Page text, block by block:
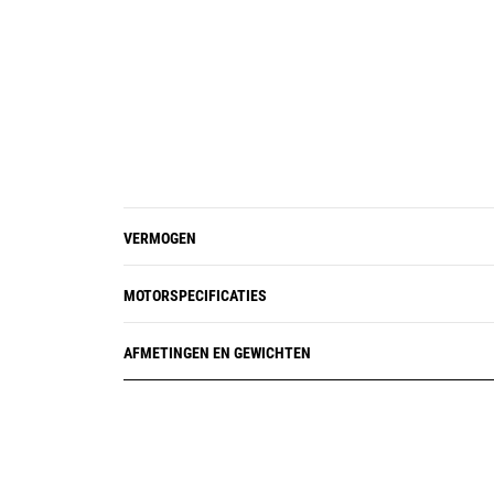
VERMOGEN
MOTORSPECIFICATIES
AFMETINGEN EN GEWICHTEN